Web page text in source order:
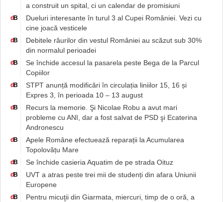
a construit un spital, ci un calendar de promisiuni
dB
Dueluri interesante în turul 3 al Cupei României. Vezi cu
cine joacă vesticele
dB
Debitele râurilor din vestul României au scăzut sub 30%
din normalul perioadei
dB
Se închide accesul la pasarela peste Bega de la Parcul
Copiilor
dB
STPT anunță modificări în circulația liniilor 15, 16 și
Expres 3, în perioada 10 – 13 august
dB
Recurs la memorie. Şi Nicolae Robu a avut mari
probleme cu ANI, dar a fost salvat de PSD şi Ecaterina
Andronescu
dB
Apele Române efectuează reparații la Acumularea
Topolovățu Mare
dB Se închide casieria Aquatim de pe strada Oituz
dB
UVT a atras peste trei mii de studenți din afara Uniunii
Europene
dB Pentru micuţii din Giarmata, miercuri, timp de o oră, a